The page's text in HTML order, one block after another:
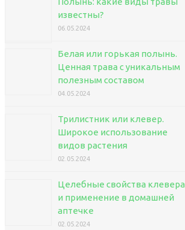
известны?
06.05.2024
Белая или горькая полынь.
Ценная трава с уникальным
полезным составом
04.05.2024
Трилистник или клевер.
Широкое использование
видов растения
02.05.2024
Целебные свойства клевера
и применение в домашней
аптечке
02.05.2024